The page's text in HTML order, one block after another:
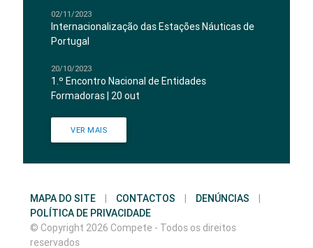
02/11/2023
Internacionalização das Estações Náuticas de
Portugal
20/10/2023
1.º Encontro Nacional de Entidades
Formadoras | 20 out
VER MAIS
MAPA DO SITE | CONTACTOS | DENÚNCIAS
|
POLÍTICA DE PRIVACIDADE
© Copyright 2026 Compete - Todos os direitos
reservados